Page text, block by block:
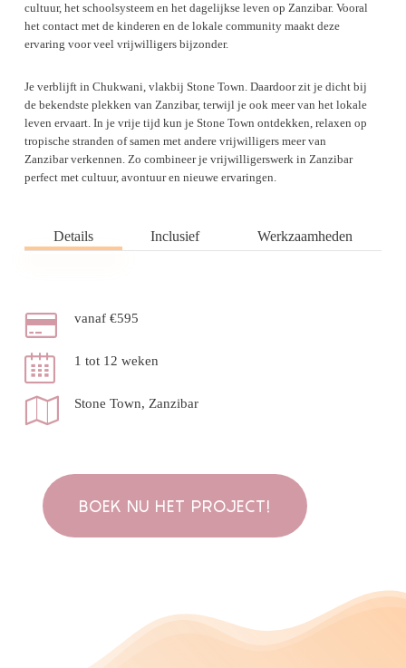
cultuur, het schoolsysteem en het dagelijkse leven op Zanzibar. Vooral
het contact met de kinderen en de lokale community maakt deze
ervaring voor veel vrijwilligers bijzonder.
Je verblijft in Chukwani, vlakbij Stone Town. Daardoor zit je dicht bij
de bekendste plekken van Zanzibar, terwijl je ook meer van het lokale
leven ervaart. In je vrije tijd kun je Stone Town ontdekken, relaxen op
tropische stranden of samen met andere vrijwilligers meer van
Zanzibar verkennen. Zo combineer je vrijwilligerswerk in Zanzibar
perfect met cultuur, avontuur en nieuwe ervaringen.
Details Inclusief Werkzaamheden
vanaf €595
1 tot 12 weken
Stone Town, Zanzibar
BOEK NU HET PROJECT!